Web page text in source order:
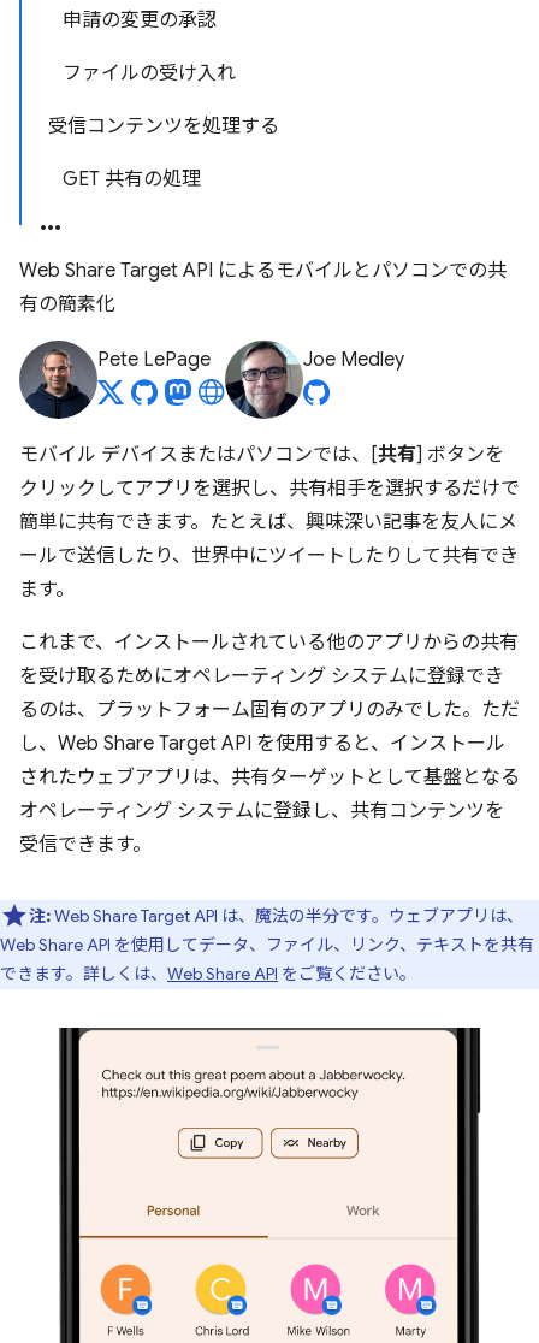
申請の変更の承認
ファイルの受け入れ
受信コンテンツを処理する
GET 共有の処理
Web Share Target API によるモバイルとパソコンでの共
有の簡素化
Pete LePage Joe Medley
モバイル デバイスまたはパソコンでは、[共有] ボタンを
クリックしてアプリを選択し、共有相手を選択するだけで
簡単に共有できます。たとえば、興味深い記事を友人にメ
ールで送信したり、世界中にツイートしたりして共有でき
ます。
これまで、インストールされている他のアプリからの共有
を受け取るためにオペレーティング システムに登録でき
るのは、プラットフォーム固有のアプリのみでした。ただ
し、Web Share Target API を使用すると、インストール
されたウェブアプリは、共有ターゲットとして基盤となる
オペレーティング システムに登録し、共有コンテンツを
受信できます。
注:Web Share Target API は、魔法の半分です。ウェブアプリは、
Web Share API を使用してデータ、ファイル、リンク、テキストを共有
できます。詳しくは、 Web Share API をご覧ください。